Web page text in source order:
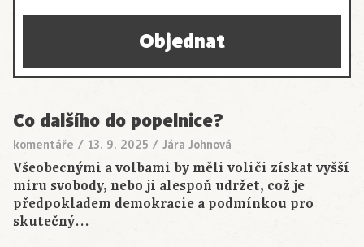
Objednat
Co dalšího do popelnice?
komentáře / 13. 9. 2025 / Jára Johnová
Všeobecnými a volbami by měli voliči získat vyšší
míru svobody, nebo ji alespoň udržet, což je
předpokladem demokracie a podmínkou pro
skutečný…